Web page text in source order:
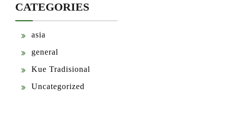
CATEGORIES
asia
general
Kue Tradisional
Uncategorized